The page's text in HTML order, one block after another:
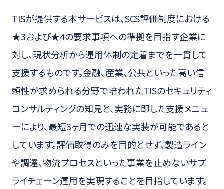
TISが提供する本サービスは、SCS評価制度における
★3および★4の要求事項への準拠を目指す企業に
対し、現状分析から運用体制の定着までを一貫して
支援するものです。金融、産業、公共といった高い信
頼性が求められる分野で培われたTISのセキュリティ
コンサルティングの知見と、実務に即した支援メニュ
ーにより、最短3ヶ月での迅速な実装が可能であると
しています。評価取得のみを目的とせず、製造ライン
や調達、物流プロセスといった事業を止めないサプ
ライチェーン運用を実現することを目指しています。